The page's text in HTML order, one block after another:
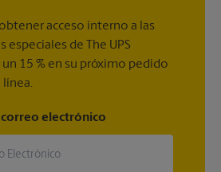
acceso interno a las
especiales de The UPS
15 % en su próximo pedido
línea.
electrónico